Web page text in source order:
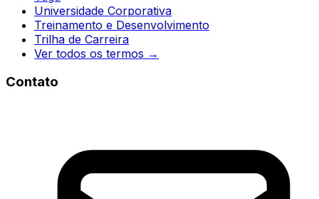
Universidade Corporativa
Treinamento e Desenvolvimento
Trilha de Carreira
Ver todos os termos →
Contato